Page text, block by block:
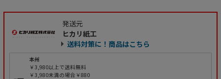
発送元
ヒカリ紙工
送料対策に！商品はこちら
本州
￥3,980以上で送料無料
￥3,980未満の場合￥880